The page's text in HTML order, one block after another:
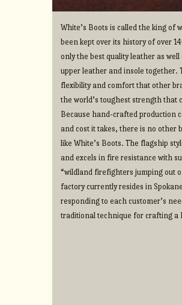
White’s Boots is called the king
been kept over its history of over
only the best quality leather as
upper leather and insole together.
flexibility and comfort that other
the world’s toughest strength that
Because hand-crafted production
and cost it takes, there is no other
like White’s Boots. The flagship
and excels in fire resistance with
“wildland firefighters jumping out
factory currently resides in
responding to each customer’s
traditional technique for crafting a